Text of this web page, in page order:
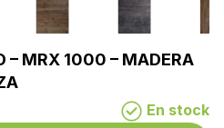
– MRX 1000 – MADERA
En stock